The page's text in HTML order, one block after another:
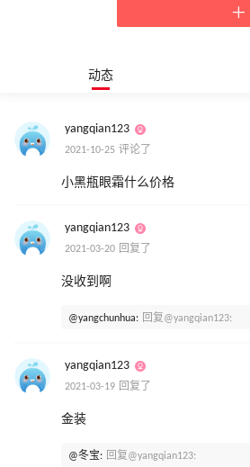
动态
yangqian123
2021-10-25 评论了
小黑瓶眼霜什么价格
yangqian123
2021-03-20 回复了
没收到啊
@yangchunhua: 回复@yangqian123:
yangqian123
2021-03-19 回复了
金装
@冬宝: 回复@yangqian123: